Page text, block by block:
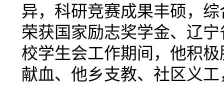
异，科研竞赛成果丰硕，
荣获国家励志奖学金、辽
校学生会工作期间，他积
献血、他乡支教、社区义